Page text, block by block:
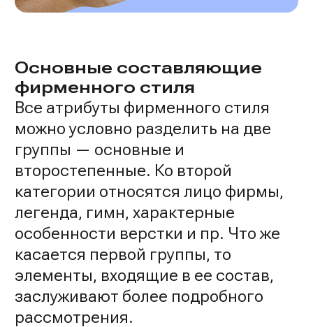
Основные составляющие
фирменного стиля
Все атрибуты фирменного стиля
можно условно разделить на две
группы — основные и
второстепенные. Ко второй
категории относятся лицо фирмы,
легенда, гимн, характерные
особенности верстки и пр. Что же
касается первой группы, то
элементы, входящие в ее состав,
заслуживают более подробного
рассмотрения.